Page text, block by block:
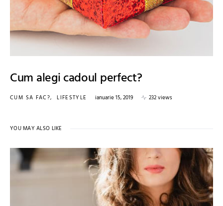
Cum alegi cadoul perfect?
CUM SA FAC? LIFESTYLE ianuarie 15, 2019 232 views
YOU MAY ALSO LIKE